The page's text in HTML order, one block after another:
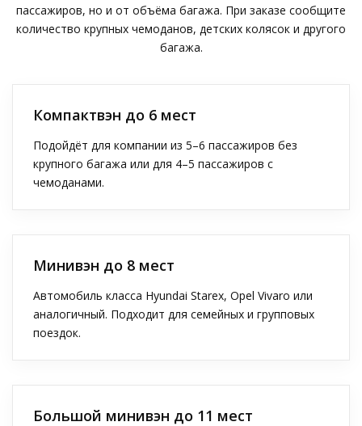
пассажиров, но и от объёма багажа. При заказе сообщите
количество крупных чемоданов, детских колясок и другого
багажа.
Компактвэн до 6 мест
Подойдёт для компании из 5–6 пассажиров без
крупного багажа или для 4–5 пассажиров с
чемоданами.
Минивэн до 8 мест
Автомобиль класса Hyundai Starex, Opel Vivaro или
аналогичный. Подходит для семейных и групповых
поездок.
Большой минивэн до 11 мест